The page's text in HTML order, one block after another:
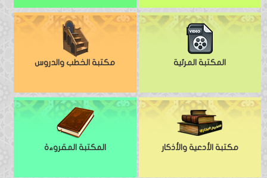
المكتبة المرئية مكتبة الخطب والدروس
مكتبة الأدعية والأذكار المكتبة المقروءة